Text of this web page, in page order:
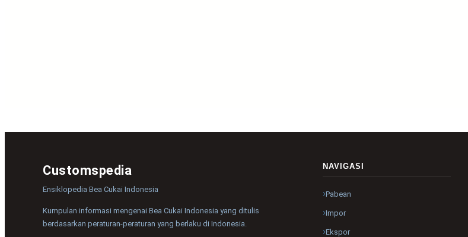
Customspedia
Ensiklopedia Bea Cukai Indonesia
Kumpulan informasi mengenai Bea Cukai Indonesia yang ditulis
berdasarkan peraturan-peraturan yang berlaku di Indonesia.
NAVIGASI
Pabean
Impor
Ekspor